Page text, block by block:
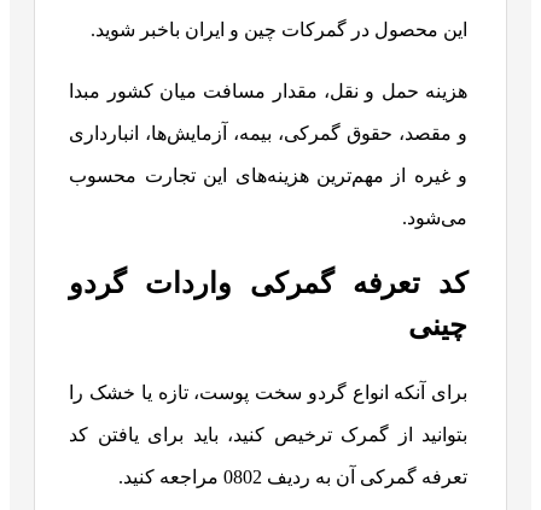
این محصول در گمرکات چین و ایران باخبر شوید.
هزینه حمل و نقل، مقدار مسافت میان کشور مبدا
و مقصد، حقوق گمرکی، بیمه، آزمایش‌ها، انبارداری
و غیره از مهم‌ترین هزینه‌های این تجارت محسوب
می‌شود.
کد تعرفه گمرکی واردات گردو
چینی
برای آنکه انواع گردو سخت پوست، تازه یا خشک را
بتوانید از گمرک ترخیص کنید، باید برای یافتن کد
تعرفه گمرکی آن به ردیف 0802 مراجعه کنید.